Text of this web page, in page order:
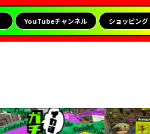
YouTubeチャンネル ショッピング